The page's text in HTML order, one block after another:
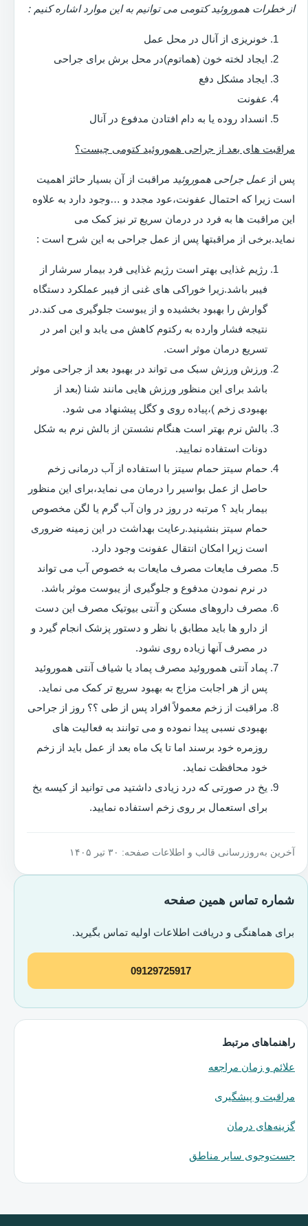
از خطرات هموروئید کتومی می توانیم به این موارد اشاره کنیم :
خونریزی از آنال در محل عمل
ایجاد لخته خون (هماتوم)در محل برش برای جراحی
ایجاد مشکل دفع
عفونت
انسداد روده یا به دام افتادن مدفوع در آنال
مراقبت های بعد از جراحی هموروئید کتومی چیست؟
پس از عمل جراحی هموروئید مراقبت از آن بسیار حائز اهمیت
است زیرا که احتمال عفونت،عود مجدد و …وجود دارد به علاوه
این مراقبت ها به فرد در درمان سریع تر نیز کمک می
نماید.برخی از مراقبتها پس از عمل جراحی به این شرح است :
رژیم غذایی بهتر است رژیم غذایی فرد بیمار سرشار از
فیبر باشد.زیرا خوراکی های غنی از فیبر عملکرد دستگاه
گوارش را بهبود بخشیده و از یبوست جلوگیری می کند.در
نتیجه فشار وارده به رکتوم کاهش می یابد و این امر در
تسریع درمان موثر است.
ورزش ورزش سبک می تواند در بهبود بعد از جراحی موثر
باشد برای این منظور ورزش هایی مانند شنا (بعد از
بهبودی زخم )،پیاده روی و کگل پیشنهاد می شود.
بالش نرم بهتر است هنگام نشستن از بالش نرم به شکل
دونات استفاده نمایید.
حمام سیتز حمام سیتز با استفاده از آب درمانی زخم
حاصل از عمل بواسیر را درمان می نماید،برای این منظور
بیمار باید ؟ مرتبه در روز در وان آب گرم یا لگن مخصوص
حمام سیتز بنشینید.رعایت بهداشت در این زمینه ضروری
است زیرا امکان انتقال عفونت وجود دارد.
مصرف مایعات مصرف مایعات به خصوص آب می تواند
در نرم نمودن مدفوع و جلوگیری از یبوست موثر باشد.
مصرف داروهای مسکن و آنتی بیوتیک مصرف این دست
از دارو ها باید مطابق با نظر و دستور پزشک انجام گیرد و
در مصرف آنها زیاده روی نشود.
پماد آنتی هموروئید مصرف پماد یا شیاف آنتی هموروئید
پس از هر اجابت مزاج به بهبود سریع تر کمک می نماید.
مراقبت از زخم معمولاً افراد پس از طی ؟؟ روز از جراحی
بهبودی نسبی پیدا نموده و می توانند به فعالیت های
روزمره خود برسند اما تا یک ماه بعد از عمل باید از زخم
خود محافظت نماید.
یخ در صورتی که درد زیادی داشتید می توانید از کیسه یخ
برای استعمال بر روی زخم استفاده نمایید.
آخرین به‌روزرسانی قالب و اطلاعات صفحه: ۳۰ تیر ۱۴۰۵
شماره تماس همین صفحه
برای هماهنگی و دریافت اطلاعات اولیه تماس بگیرید.
09129725917
راهنماهای مرتبط
علائم و زمان مراجعه
مراقبت و پیشگیری
گزینه‌های درمان
جست‌وجوی سایر مناطق